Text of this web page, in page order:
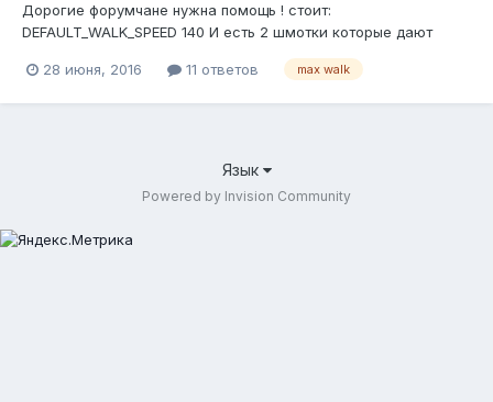
Дорогие форумчане нужна помощь ! стоит:
DEFAULT_WALK_SPEED 140 И есть 2 шмотки которые дают
суммируется подскажите где что я пропустил! Использую
28 июня, 2016 11 ответов max walk
Язык
Powered by Invision Community